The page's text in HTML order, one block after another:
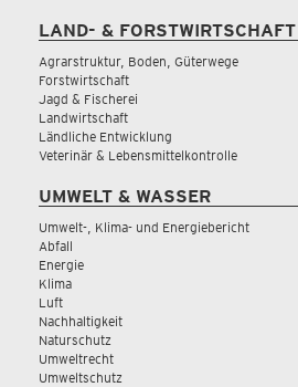
LAND- & FORSTWIRTSCHAFT
Agrarstruktur, Boden, Güterwege
Forstwirtschaft
Jagd & Fischerei
Landwirtschaft
Ländliche Entwicklung
Veterinär & Lebensmittelkontrolle
UMWELT & WASSER
Umwelt-, Klima- und Energiebericht
Abfall
Energie
Klima
Luft
Nachhaltigkeit
Naturschutz
Umweltrecht
Umweltschutz